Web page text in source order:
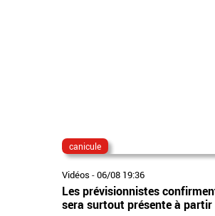
canicule
Vidéos -06/08 19:36
Les prévisionnistes
sera surtout présente à partir